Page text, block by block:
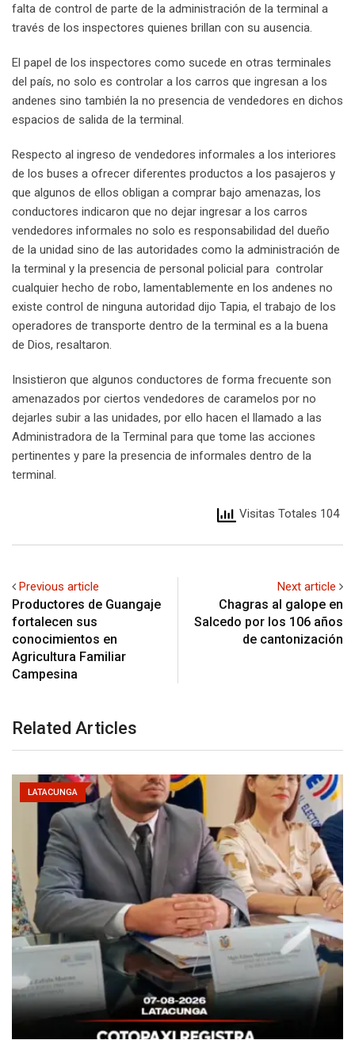
falta de control de parte de la administración de la terminal a
través de los inspectores quienes brillan con su ausencia.
El papel de los inspectores como sucede en otras terminales
del país, no solo es controlar a los carros que ingresan a los
andenes sino también la no presencia de vendedores en dichos
espacios de salida de la terminal.
Respecto al ingreso de vendedores informales a los interiores
de los buses a ofrecer diferentes productos a los pasajeros y
que algunos de ellos obligan a comprar bajo amenazas, los
conductores indicaron que no dejar ingresar a los carros
vendedores informales no solo es responsabilidad del dueño
de la unidad sino de las autoridades como la administración de
la terminal y la presencia de personal policial para controlar
cualquier hecho de robo, lamentablemente en los andenes no
existe control de ninguna autoridad dijo Tapia, el trabajo de los
operadores de transporte dentro de la terminal es a la buena
de Dios, resaltaron.
Insistieron que algunos conductores de forma frecuente son
amenazados por ciertos vendedores de caramelos por no
dejarles subir a las unidades, por ello hacen el llamado a las
Administradora de la Terminal para que tome las acciones
pertinentes y pare la presencia de informales dentro de la
terminal.
Visitas Totales 104
Previous article
Productores de Guangaje
fortalecen sus
conocimientos en
Agricultura Familiar
Campesina
Next article
Chagras al galope en
Salcedo por los 106 años
de cantonización
Related Articles
LATACUNGA